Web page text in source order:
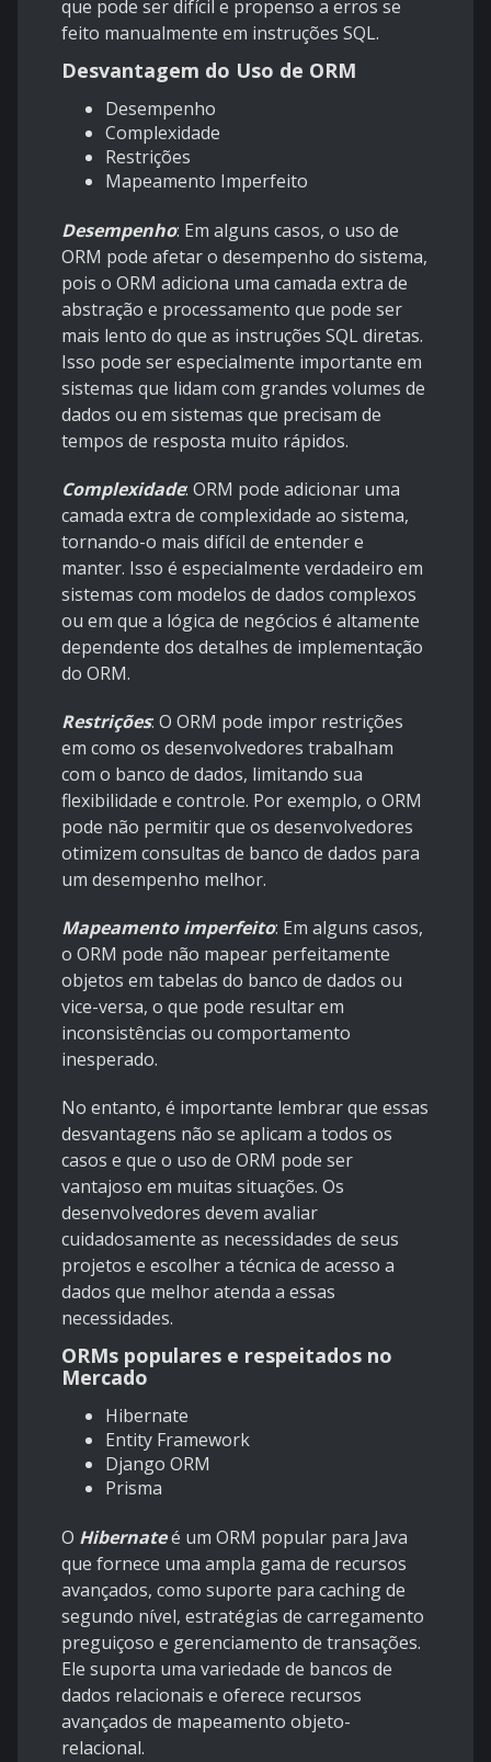
que pode ser difícil e propenso a erros se
feito manualmente em instruções SQL.
Desvantagem do Uso de ORM
Desempenho
Complexidade
Restrições
Mapeamento Imperfeito
Desempenho: Em alguns casos, o uso de
ORM pode afetar o desempenho do sistema,
pois o ORM adiciona uma camada extra de
abstração e processamento que pode ser
mais lento do que as instruções SQL diretas.
Isso pode ser especialmente importante em
sistemas que lidam com grandes volumes de
dados ou em sistemas que precisam de
tempos de resposta muito rápidos.
Complexidade: ORM pode adicionar uma
camada extra de complexidade ao sistema,
tornando-o mais difícil de entender e
manter. Isso é especialmente verdadeiro em
sistemas com modelos de dados complexos
ou em que a lógica de negócios é altamente
dependente dos detalhes de implementação
do ORM.
Restrições: O ORM pode impor restrições
em como os desenvolvedores trabalham
com o banco de dados, limitando sua
flexibilidade e controle. Por exemplo, o ORM
pode não permitir que os desenvolvedores
otimizem consultas de banco de dados para
um desempenho melhor.
Mapeamento imperfeito: Em alguns casos,
o ORM pode não mapear perfeitamente
objetos em tabelas do banco de dados ou
vice-versa, o que pode resultar em
inconsistências ou comportamento
inesperado.
No entanto, é importante lembrar que essas
desvantagens não se aplicam a todos os
casos e que o uso de ORM pode ser
vantajoso em muitas situações. Os
desenvolvedores devem avaliar
cuidadosamente as necessidades de seus
projetos e escolher a técnica de acesso a
dados que melhor atenda a essas
necessidades.
ORMs populares e respeitados no
Mercado
Hibernate
Entity Framework
Django ORM
Prisma
O Hibernateé um ORM popular para Java
que fornece uma ampla gama de recursos
avançados, como suporte para caching de
segundo nível, estratégias de carregamento
preguiçoso e gerenciamento de transações.
Ele suporta uma variedade de bancos de
dados relacionais e oferece recursos
avançados de mapeamento objeto-
relacional.